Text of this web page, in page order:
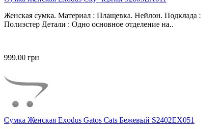
Женская сумка. Материал : Плащевка. Нейлон. Подклада :
Полиэстер Детали : Одно основное отделение на..
999.00 грн
Сумка Женская Exodus Gatos Cats Бежевый S2402EX051